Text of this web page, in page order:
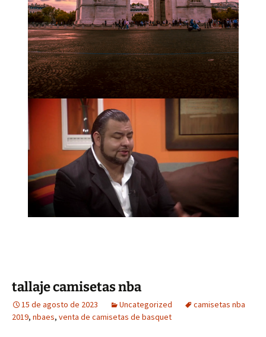
tallaje camisetas nba
15 de agosto de 2023 Uncategorized
camisetas nba
2019, nbaes, venta de camisetas de basquet